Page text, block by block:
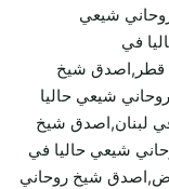
شيعي
في
قطر,اصدق شيخ
شيعي حاليا
لبنان,اصدق شيخ
شيعي حاليا في
شيخ روحاني